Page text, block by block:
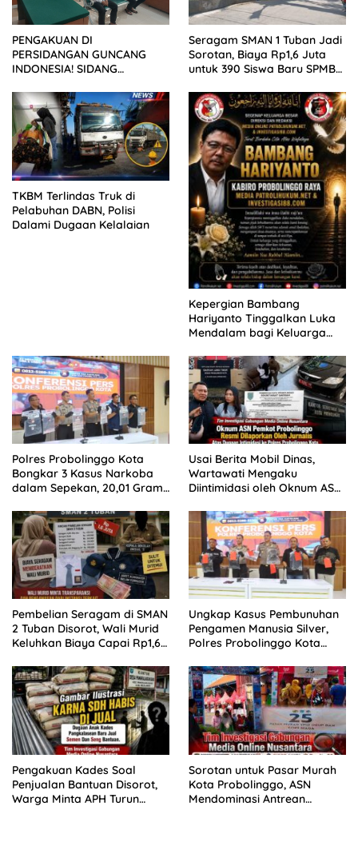
PENGAKUAN DI
PERSIDANGAN GUNCANG
INDONESIA! SIDANG
KELUARGA KORBAN
MENGAMUK DI PN MALANG
Seragam SMAN 1 Tuban Jadi
Sorotan, Biaya Rp1,6 Juta
untuk 390 Siswa Baru SPMB
TKBM Terlindas Truk di
Pelabuhan DABN, Polisi
Dalami Dugaan Kelalaian
Kepergian Bambang
Hariyanto Tinggalkan Luka
Mendalam bagi Keluarga
Polres Probolinggo Kota
Bongkar 3 Kasus Narkoba
dalam Sepekan, 20,01 Gram
Usai Berita Mobil Dinas,
Wartawati Mengaku
Diintimidasi oleh Oknum ASN
Tempuh Jalur Hukum
Pembelian Seragam di SMAN
2 Tuban Disorot, Wali Murid
Keluhkan Biaya Capai Rp1,6
Ungkap Kasus Pembunuhan
Pengamen Manusia Silver,
Polres Probolinggo Kota
Pengakuan Kades Soal
Penjualan Bantuan Disorot,
Warga Minta APH Turun
Sorotan untuk Pasar Murah
Kota Probolinggo, ASN
Mendominasi Antrean